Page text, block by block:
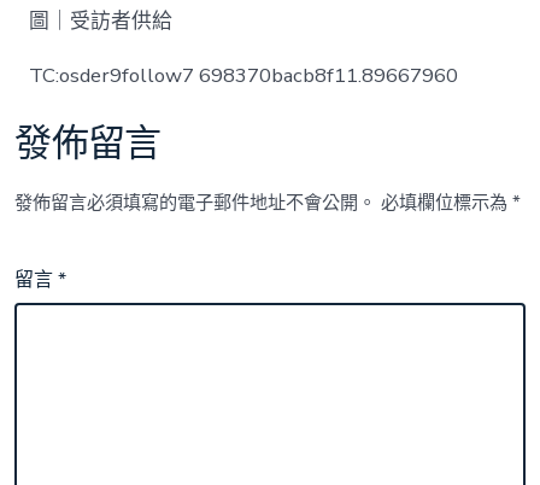
圖｜受訪者供給
TC:osder9follow7 698370bacb8f11.89667960
發佈留言
發佈留言必須填寫的電子郵件地址不會公開。 必填欄位標示為*
留言*